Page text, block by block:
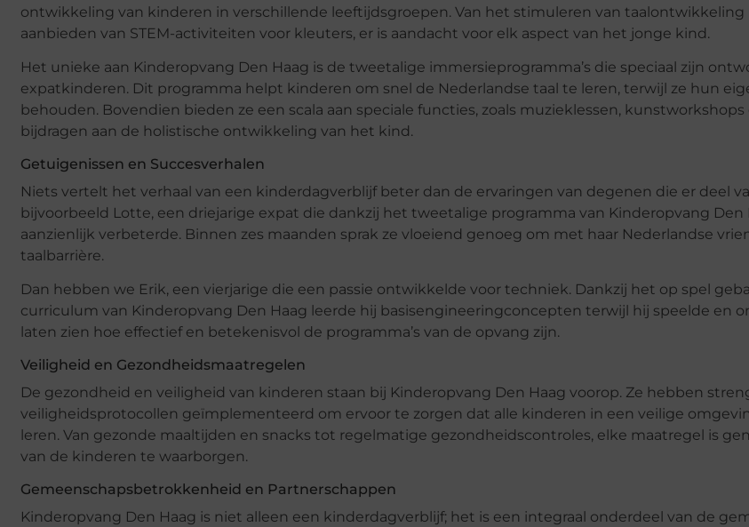
ontwikkeling van kinderen in verschillende leeftijdsgroepen. Van het stimuleren van
aanbieden van STEM-activiteiten voor kleuters, er is aandacht voor elk aspect van het jonge kind.
Het unieke aan Kinderopvang Den Haag is de tweetalige immersieprogramma’s die speciaal zijn
expatkinderen. Dit programma helpt kinderen om snel de Nederlandse taal te leren, terwijl ze hun
behouden. Bovendien bieden ze een scala aan speciale functies, zoals muzieklessen,
bijdragen aan de holistische ontwikkeling van het kind.
Getuigenissen en Succesverhalen
Niets vertelt het verhaal van een kinderdagverblijf beter dan de ervaringen van degenen die er deel
bijvoorbeeld Lotte, een driejarige expat die dankzij het tweetalige programma van Kinderopvang Den
aanzienlijk verbeterde. Binnen zes maanden sprak ze vloeiend genoeg om met haar Nederlandse
taalbarrière.
Dan hebben we Erik, een vierjarige die een passie ontwikkelde voor techniek. Dankzij het op spel
curriculum van Kinderopvang Den Haag leerde hij basisengineeringconcepten terwijl hij speelde en
laten zien hoe effectief en betekenisvol de programma’s van de opvang zijn.
Veiligheid en Gezondheidsmaatregelen
De gezondheid en veiligheid van kinderen staan bij Kinderopvang Den Haag voorop. Ze hebben
veiligheidsprotocollen geïmplementeerd om ervoor te zorgen dat alle kinderen in een veilige
leren. Van gezonde maaltijden en snacks tot regelmatige gezondheidscontroles, elke maatregel is
van de kinderen te waarborgen.
Gemeenschapsbetrokkenheid en Partnerschappen
Kinderopvang Den Haag is niet alleen een kinderdagverblijf; het is een integraal onderdeel van de